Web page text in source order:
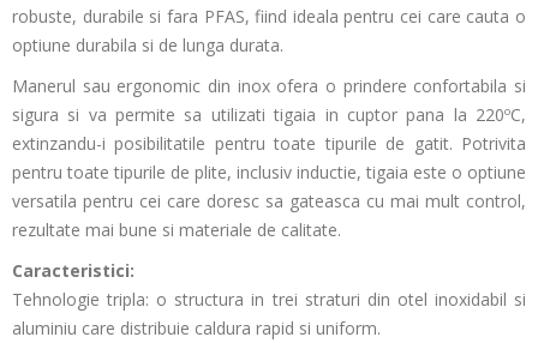
robuste, durabile si fara PFAS, fiind ideala pentru cei care cauta o
optiune durabila si de lunga durata.
Manerul sau ergonomic din inox ofera o prindere confortabila si
sigura si va permite sa utilizati tigaia in cuptor pana la 220ºC,
extinzandu-i posibilitatile pentru toate tipurile de gatit. Potrivita
pentru toate tipurile de plite, inclusiv inductie, tigaia este o optiune
versatila pentru cei care doresc sa gateasca cu mai mult control,
rezultate mai bune si materiale de calitate.
Caracteristici:
Tehnologie tripla: o structura in trei straturi din otel inoxidabil si
aluminiu care distribuie caldura rapid si uniform.